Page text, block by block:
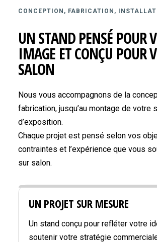
CONCEPTION, FABRICATION,
UN STAND PENSÉ POUR
IMAGE ET CONÇU POUR
SALON
Nous vous accompagnons de la
fabrication, jusqu’au montage de votre
d’exposition.
Chaque projet est pensé selon vos
contraintes et l’expérience que vous
sur salon.
UN PROJET SUR MESURE
Un stand conçu pour refléter votre
soutenir votre stratégie